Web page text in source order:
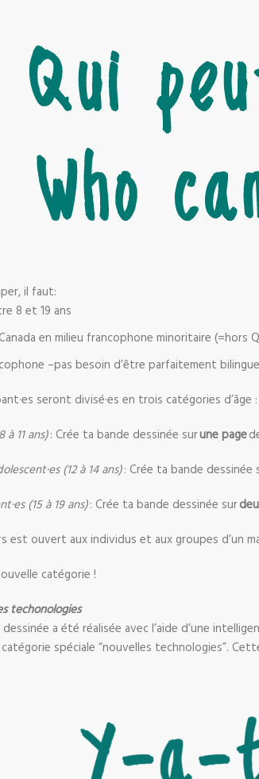
il faut:
8 et 19 ans
en milieu francophone minoritaire (=hors
–pas besoin d’être parfaitement bilingue
seront divisé·es en trois catégories d’âge :
à 11 ans): Crée ta bande dessinée surune page
(12 à 14 ans): Crée ta bande dessinée
(15 à 19 ans): Crée ta bande dessinée sur
est ouvert aux individus et aux groupes d’un
catégorie !
techonologies
a été réalisée avec l’aide d’une
spéciale “nouvelles technologies”.